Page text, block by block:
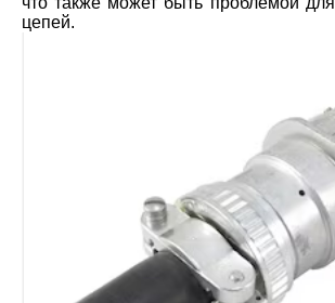
цепей.